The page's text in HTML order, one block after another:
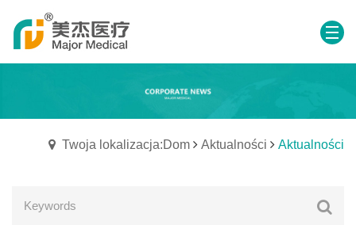
Twoja lokalizacja:Dom Aktualności Aktualności